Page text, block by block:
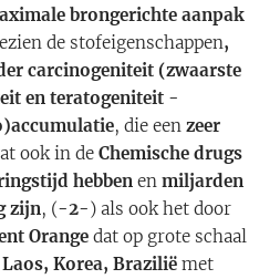
brongerichte aanpak
de stofeigenschappen,
carcinogeniteit (zwaarste
en teratogeniteit -
, die een zeer
ook in de Chemische drugs
hebbenen miljarden
zijn, (-2-) als ook het door
Orangedat op grote schaal
Korea, Brazilië met